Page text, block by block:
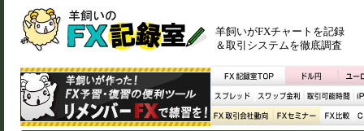
羊飼いがFXチャートを記録
＆取引システムを徹底調査